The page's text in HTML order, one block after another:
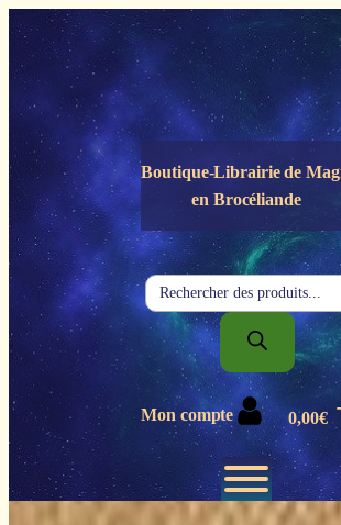
Panneau de gestion des cookies
Boutique-Librairie de
en Brocéliande
Recherche
de
produits
Mon compte 0,00€